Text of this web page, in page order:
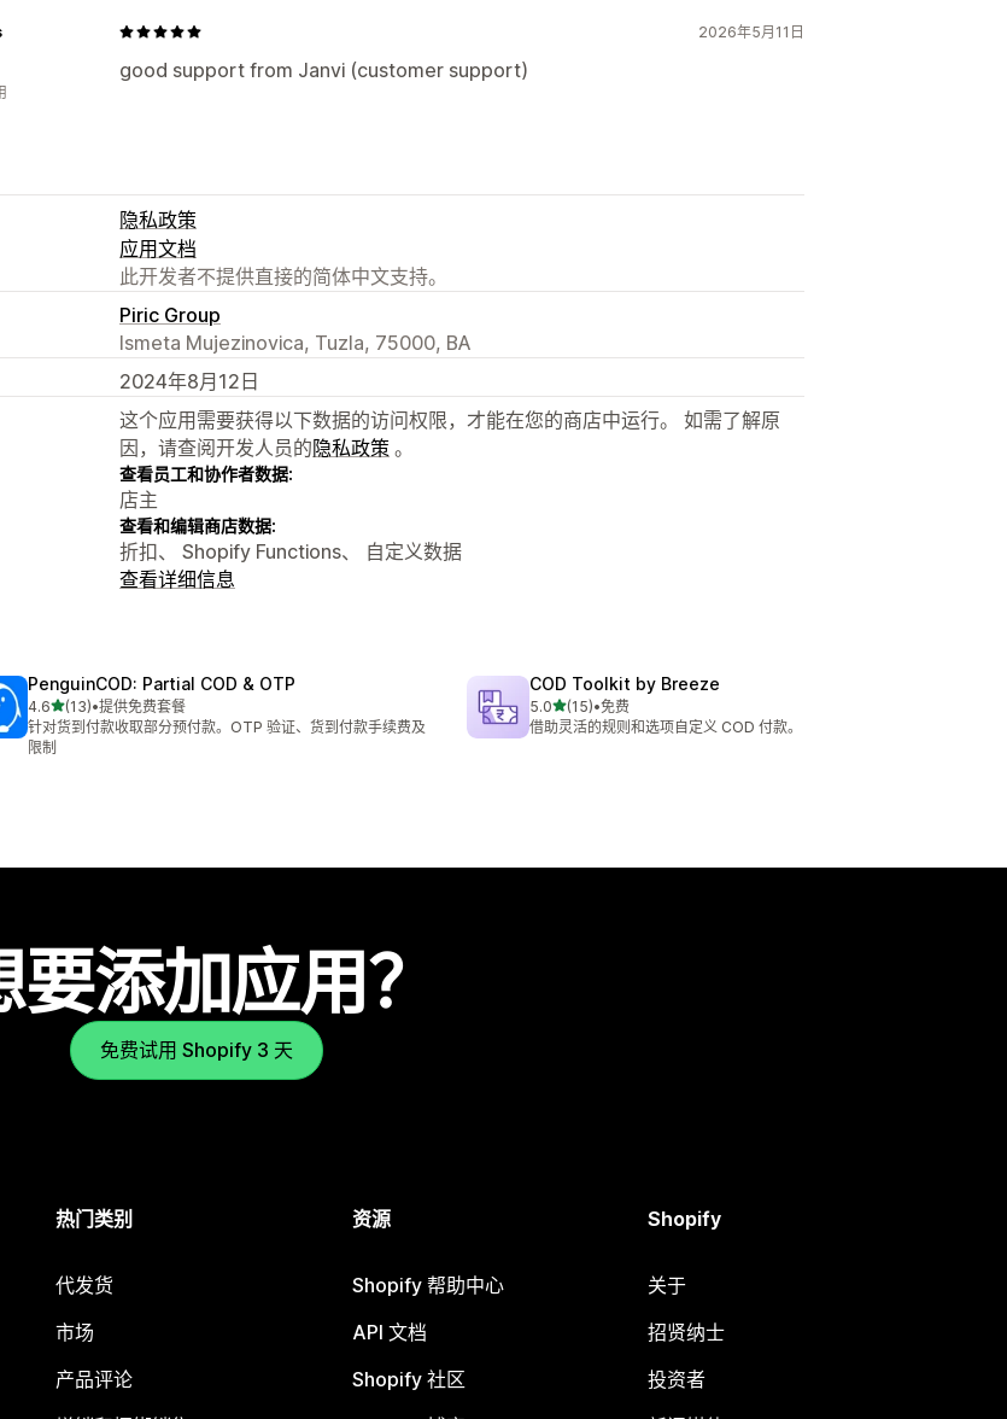
2026年5月11日
good support from Janvi (customer support)
隐私政策
应用文档
此开发者不提供直接的简体中文支持。
Piric Group
Ismeta Mujezinovica, Tuzla, 75000, BA
2024年8月12日
这个应用需要获得以下数据的访问权限，才能在您的商店中运行。 如需了解原
因，请查阅开发人员的隐私政策 。
查看员工和协作者数据:
店主
查看和编辑商店数据:
折扣、 Shopify Functions、 自定义数据
查看详细信息
PenguinCOD: Partial COD & OTP
4.6星（满分 5 星）
(13)
总共 13 条评论
•提供免费套餐
针对货到付款收取部分预付款。OTP 验证、货到付款手续费及
限制
COD Toolkit by Breeze
5.0星（满分 5 星）
(15)
总共 15 条评论
•免费
借助灵活的规则和选项自定义 COD 付款。
要添加应用？
免费试用 Shopify 3 天
热门类别
代发货
市场
产品评论
资源
Shopify 帮助中心
API 文档
Shopify 社区
Shopify
关于
招贤纳士
投资者